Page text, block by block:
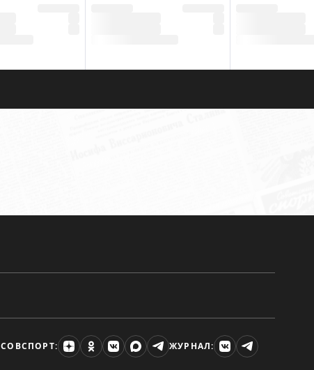
СОВСПОРТ: ЖУРНАЛ: